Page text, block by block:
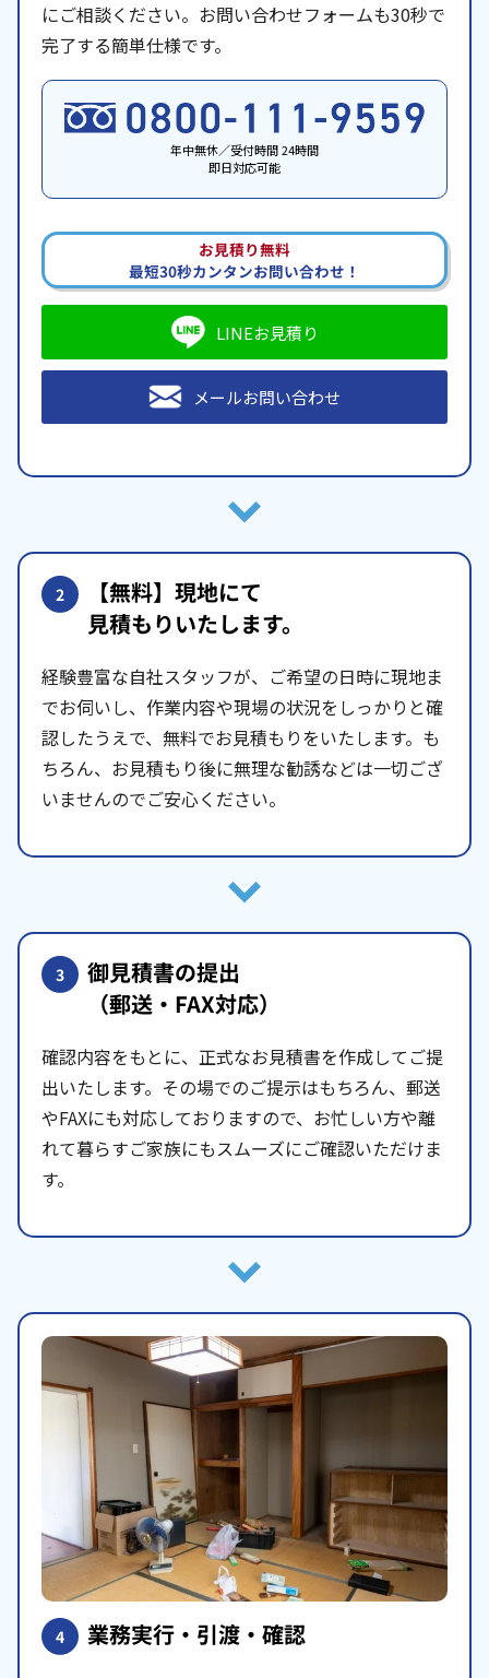
にご相談ください。お問い合わせフォームも30秒で
完了する簡単仕様です。
年中無休／受付時間 24時間
即日対応可能
お見積り無料
最短30秒カンタンお問い合わせ！
LINEお見積り
メールお問い合わせ
2 【無料】現地にて
見積もりいたします。
経験豊富な自社スタッフが、ご希望の日時に現地ま
でお伺いし、作業内容や現場の状況をしっかりと確
認したうえで、無料でお見積もりをいたします。も
ちろん、お見積もり後に無理な勧誘などは一切ござ
いませんのでご安心ください。
3 御見積書の提出
（郵送・FAX対応）
確認内容をもとに、正式なお見積書を作成してご提
出いたします。その場でのご提示はもちろん、郵送
やFAXにも対応しておりますので、お忙しい方や離
れて暮らすご家族にもスムーズにご確認いただけま
す。
4 業務実行・引渡・確認